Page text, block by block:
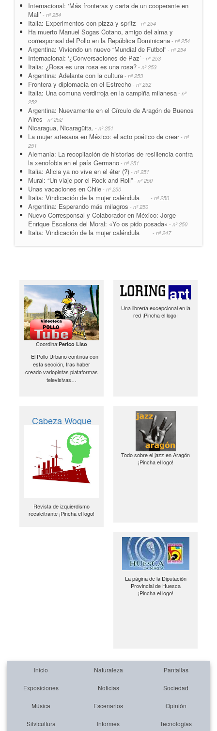
Internacional: ‘Más fronteras y carta de un cooperante en
Mali’ - nº 254
Italia: Experimentos con pizza y spritz - nº 254
Ha muerto Manuel Sogas Cotano, amigo del alma y
corresponsal del Pollo en la República Dominicana - nº 254
Argentina: Viviendo un nuevo “Mundial de Futbol” - nº 254
Internacional: ‘¿Conversaciones de Paz’ - nº 253
Italia: ¿Rosa es una rosa es una rosa? - nº 253
Argentina: Adelante con la cultura - nº 253
Frontera y diplomacia en el Estrecho - nº 252
Italia: Una comuna verdirroja en la campiña milanesa - nº
252
Argentina: Nuevamente en el Círculo de Aragón de Buenos
Aires - nº 252
Nicaragua, Nicaragüita. - nº 251
La mujer artesana en México: el acto poético de crear- nº
251
Alemania: La recopilación de historias de resiliencia contra
la xenofobia en el país Germano - nº 251
Italia: Alicia ya no vive en el éter (?) - nº 251
Mural: “Un viaje por el Rock and Roll” - nº 250
Unas vacaciones en Chile - nº 250
Italia: Vindicación de la mujer caléndula - nº 250
Argentina: Esperando más milagros - nº 250
Nuevo Corresponsal y Colaborador en México: Jorge
Enrique Escalona del Moral: «Yo os pido posada» - nº 250
Italia: Vindicación de la mujer caléndula - nº 247
Coordina:Perico Liso
El Pollo Urbano continúa con
esta sección, tras haber
creado variopintas plataformas
televisivas…
Una librería excepcional en la
red ¡Pincha el logo!
Cabeza Woque
Revista de izquierdismo
recalcitrante ¡Pincha el logo!
Todo sobre el jazz en Aragón
¡Pincha el logo!
La página de la Diputación
Provincial de Huesca
¡Pincha el logo!
Inicio Naturaleza Pantallas
Exposiciones Noticias Sociedad
Música Escenarios Opinión
Silvicultura Informes Tecnologías